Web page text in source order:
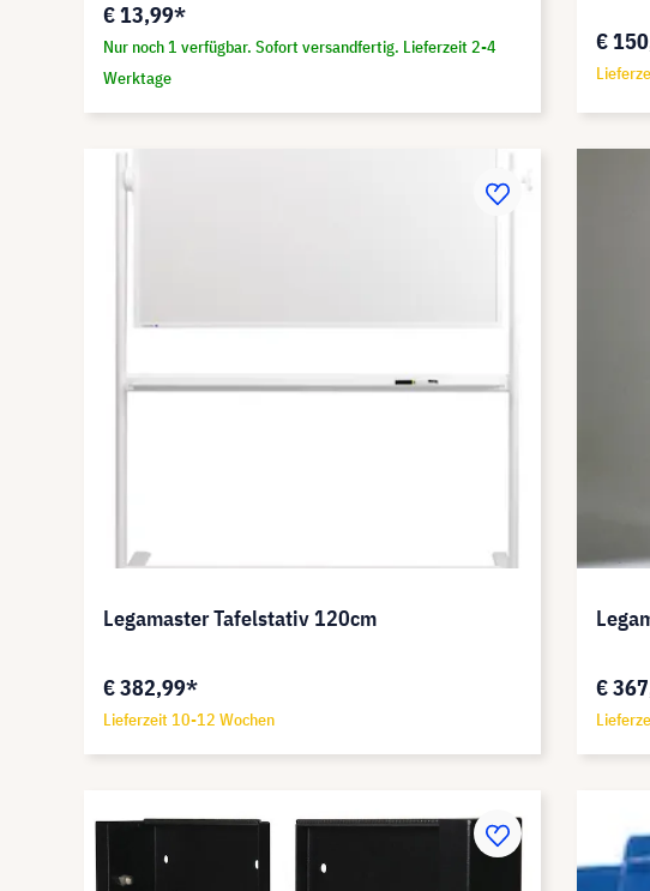
€ 13,99*
Nur noch 1 verfügbar. Sofort versandfertig. Lieferzeit 2-4
Werktage
€
Legamaster Tafelstativ 120cm
€ 382,99*
Lieferzeit 10-12 Wochen
€